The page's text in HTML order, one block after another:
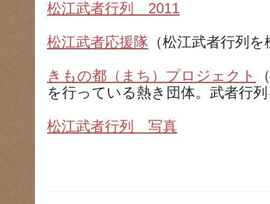
松江武者行列 2011
松江武者応援隊 （松江武者行列
きもの都（まち）プロジェクト
を行っている熱き団体。武者行
松江武者行列 写真